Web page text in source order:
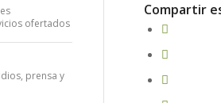
ofertados
prensa y
Compartir